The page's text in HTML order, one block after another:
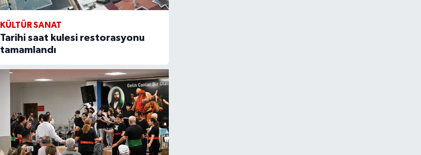
KÜLTÜR SANAT
Tarihi saat kulesi restorasyonu
tamamlandı